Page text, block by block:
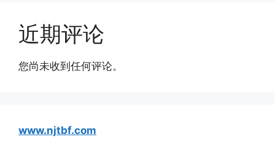
近期评论
您尚未收到任何评论。
www.njtbf.com